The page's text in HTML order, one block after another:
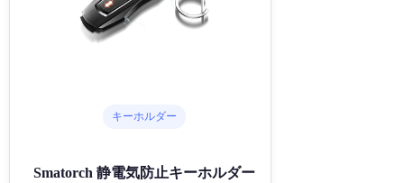
キーホルダー
Smatorch 静電気防止キーホルダー